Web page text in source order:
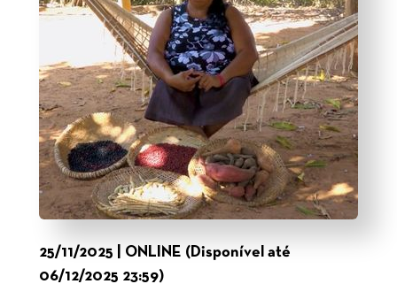
25/11/2025 | ONLINE (Disponível até
06/12/2025 23:59)